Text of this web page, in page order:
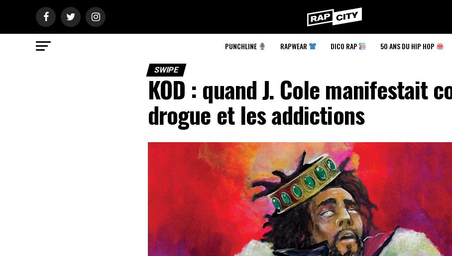
RapCity
PUNCHLINE RAPWEAR DICO RAP 50 ANS DU HIP HOP
SWIPE
KOD : quand J. Cole manifestait
drogue et les addictions